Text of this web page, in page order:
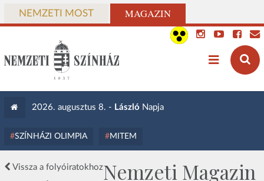
NEMZETI MOST MAGAZIN
2026. augusztus 8. - László Napja
SZÍNHÁZI OLIMPIA MITEM
Vissza a folyóiratokhozNemzeti Magazin